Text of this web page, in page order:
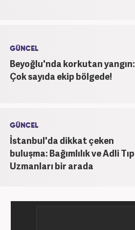
GÜNCEL
Beyoğlu'nda korkutan yangın:
Çok sayıda ekip bölgede!
GÜNCEL
İstanbul'da dikkat çeken
buluşma: Bağımlılık ve Adli Tıp
Uzmanları bir arada